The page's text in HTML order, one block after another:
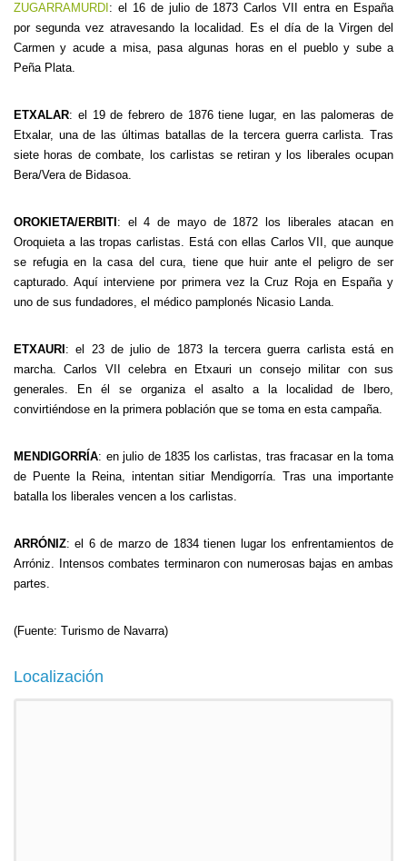
ZUGARRAMURDI : el 16 de julio de 1873 Carlos VII entra en España
por segunda vez atravesando la localidad. Es el día de la Virgen del
Carmen y acude a misa, pasa algunas horas en el pueblo y sube a
Peña Plata.
ETXALAR: el 19 de febrero de 1876 tiene lugar, en las palomeras de
Etxalar, una de las últimas batallas de la tercera guerra carlista. Tras
siete horas de combate, los carlistas se retiran y los liberales ocupan
Bera/Vera de Bidasoa.
OROKIETA/ERBITI : el 4 de mayo de 1872 los liberales atacan en
Oroquieta a las tropas carlistas. Está con ellas Carlos VII, que aunque
se refugia en la casa del cura, tiene que huir ante el peligro de ser
capturado. Aquí interviene por primera vez la Cruz Roja en España y
uno de sus fundadores, el médico pamplonés Nicasio Landa.
ETXAURI : el 23 de julio de 1873 la tercera guerra carlista está en
marcha. Carlos VII celebra en Etxauri un consejo militar con sus
generales. En él se organiza el asalto a la localidad de Ibero,
convirtiéndose en la primera población que se toma en esta campaña.
MENDIGORRÍA: en julio de 1835 los carlistas, tras fracasar en la toma
de Puente la Reina, intentan sitiar Mendigorría. Tras una importante
batalla los liberales vencen a los carlistas.
ARRÓNIZ: el 6 de marzo de 1834 tienen lugar los enfrentamientos de
Arróniz. Intensos combates terminaron con numerosas bajas en ambas
partes.
(Fuente: Turismo de Navarra)
Localización